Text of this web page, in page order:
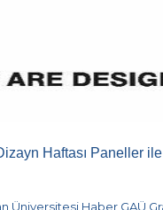
Haftası Paneller
Üniversitesi Haber GAÜ